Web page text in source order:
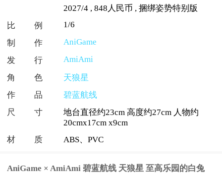
2027/4 , 848人民币 , 捆绑姿势特别版
比例
1/6
制作
AniGame
发行
AmiAmi
角色
天狼星
作品
碧蓝航线
尺寸
地台直径约23cm 高度约27cm 人物约
20cmx17cm x9cm
材质
ABS、PVC
AniGame × AmiAmi 碧蓝航线 天狼星 至高乐园的白兔